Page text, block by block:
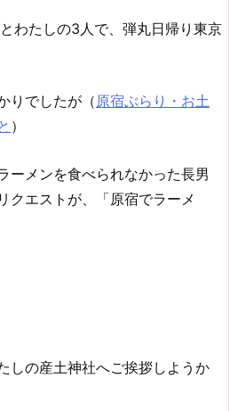
わたしの3人で、弾丸日帰り東京
りでしたが（原宿ぶらり・お土
）
ーメンを食べられなかった長男
クエストが、「原宿でラーメ
しの産土神社へご挨拶しようか